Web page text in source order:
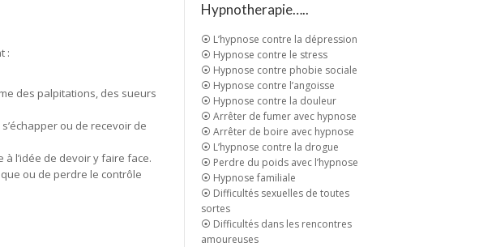
:
des palpitations, des sueurs
ou de recevoir de
l’idée de devoir y faire face.
ou de perdre le contrôle
Hypnotherapie…..
⦿ L’hypnose contre la dépression
⦿ Hypnose contre le stress
⦿ Hypnose contre phobie sociale
⦿ Hypnose contre l’angoisse
⦿ Hypnose contre la douleur
⦿ Arrêter de fumer avec hypnose
⦿ Arrêter de boire avec hypnose
⦿ L’hypnose contre la drogue
⦿ Perdre du poids avec l’hypnose
⦿ Hypnose familiale
⦿ Difficultés sexuelles de toutes
sortes
⦿ Difficultés dans les rencontres
amoureuses